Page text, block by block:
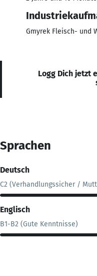
Gmyrek Fleisch- und
Logg Dich jetzt
Sprachen
Deutsch
C2 (Verhandlungssicher /
Englisch
B1-B2 (Gute Kenntnisse)